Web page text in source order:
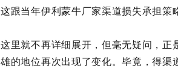
这跟当年伊利蒙牛厂家渠道损失承担策
这里就不再详细展开，但毫无疑问，
雄的地位再次出现了变化。毕竟，得